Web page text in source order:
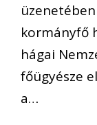
kormányfő
hágai
főügyésze
a…